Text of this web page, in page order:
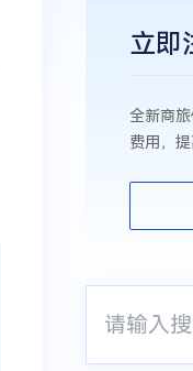
立即
全新商
费用，提